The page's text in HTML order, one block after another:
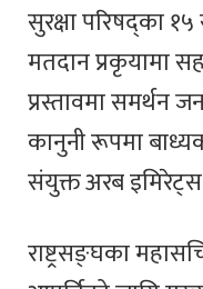
सुरक्षा परिषद्का
मतदान प्रकृयामा
प्रस्तावमा समर्थन
कानुनी रूपमा
संयुक्त अरब
राष्ट्रसङ्घका